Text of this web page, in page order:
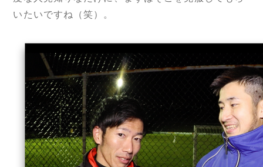
いたいですね（笑）。